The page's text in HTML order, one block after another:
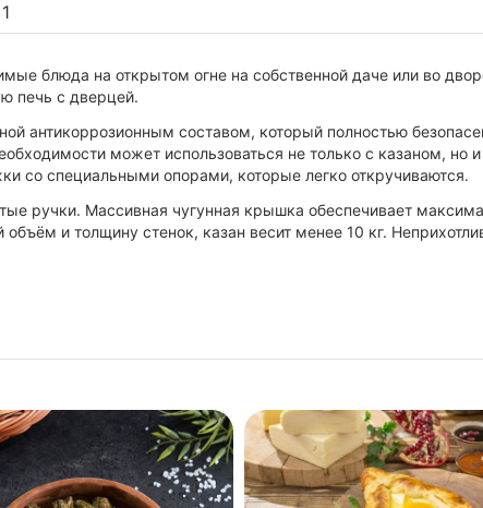
1
блюда на открытом огне на собственной даче или во
печь с дверцей.
антикоррозионным составом, который полностью
может использоваться не только с казаном, но
со специальными опорами, которые легко откручиваются.
ручки. Массивная чугунная крышка обеспечивает
и толщину стенок, казан весит менее 10 кг.